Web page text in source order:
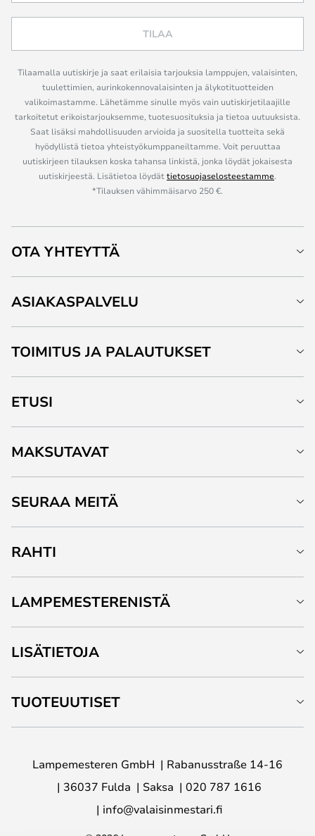
TILAA
Tilaamalla uutiskirje ja saat erilaisia tarjouksia lamppujen, valaisinten,
tuulettimien, aurinkokennovalaisinten ja älykotituotteiden
valikoimastamme. Lähetämme sinulle myös vain uutiskirjetilaajille
tarkoitetut erikoistarjouksemme, tuotesuosituksia ja tietoa uutuuksista.
Saat lisäksi mahdollisuuden arvioida ja suositella tuotteita sekä
hyödyllistä tietoa yhteistyökumppaneiltamme. Voit peruuttaa
uutiskirjeen tilauksen koska tahansa linkistä, jonka löydät jokaisesta
uutiskirjeestä. Lisätietoa löydättietosuojaselosteestamme.
*Tilauksen vähimmäisarvo 250 €.
OTA YHTEYTTÄ
ASIAKASPALVELU
TOIMITUS JA PALAUTUKSET
ETUSI
MAKSUTAVAT
SEURAA MEITÄ
RAHTI
LAMPEMESTERENISTÄ
LISÄTIETOJA
TUOTEUUTISET
Lampemesteren GmbH
Rabanusstraße 14-16
36037 Fulda
Saksa
020 787 1616
info@valaisinmestari.fi